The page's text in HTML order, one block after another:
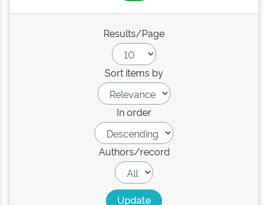
Results/Page
Sort items by
In order
Authors/record